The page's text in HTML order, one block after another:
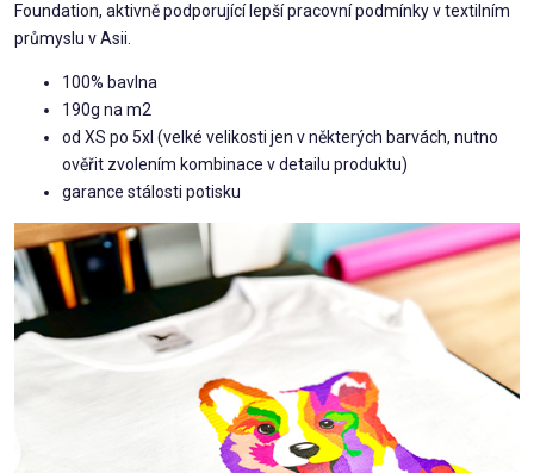
Foundation, aktivně podporující lepší pracovní podmínky v textilním
průmyslu v Asii.
100% bavlna
190g na m2
od XS po 5xl (velké velikosti jen v některých barvách, nutno
ověřit zvolením kombinace v detailu produktu)
garance stálosti potisku